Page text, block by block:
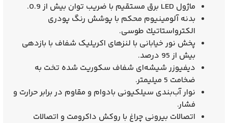
ماژول LED برق مستقیم با ضریب توان بیش از 0.9.
بدنه آلومینیوم محكم با پوشش رنگ پودری
الكترواستاتیك طوسی.
پخش نور خیابانی با لنزهای اکریلیک شفاف با بازدهی
بیش از 95 درصد.
دیفیوزر شیشه‌ای شفاف سکوریت شده تخت به
ضخامت 5 میلیمتر.
نوار آب‌بندی سیلكیونی بادوام و مقاوم در برابر حرارت و
فشار.
اتصالات بیرونی چراغ با روکش داکرومت و اتصالات